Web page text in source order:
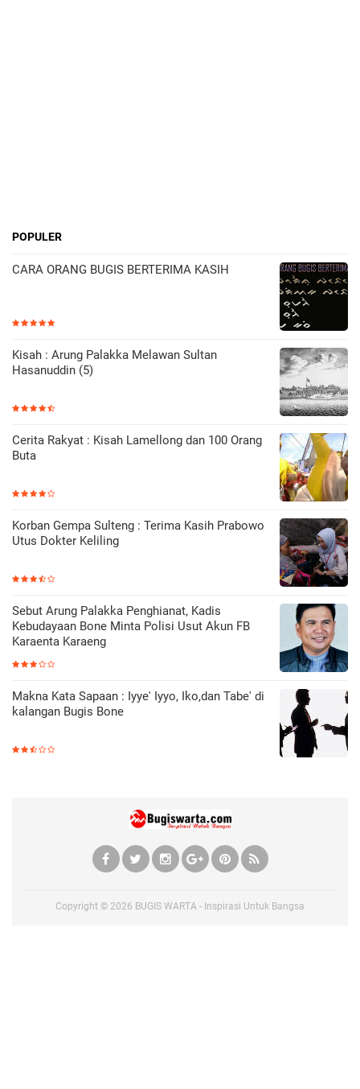
POPULER
CARA ORANG BUGIS BERTERIMA KASIH
Kisah : Arung Palakka Melawan Sultan
Hasanuddin (5)
Cerita Rakyat : Kisah Lamellong dan 100 Orang
Buta
Korban Gempa Sulteng : Terima Kasih Prabowo
Utus Dokter Keliling
Sebut Arung Palakka Penghianat, Kadis
Kebudayaan Bone Minta Polisi Usut Akun FB
Karaenta Karaeng
Makna Kata Sapaan : Iyye' Iyyo, Iko,dan Tabe' di
kalangan Bugis Bone
Copyright © 2026 BUGIS WARTA - Inspirasi Untuk Bangsa